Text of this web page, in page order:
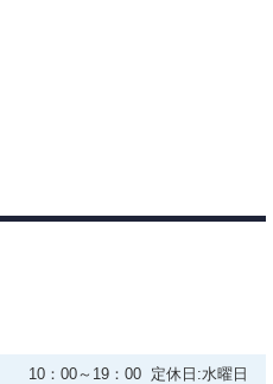
10：00～19：00 定休日:水曜日